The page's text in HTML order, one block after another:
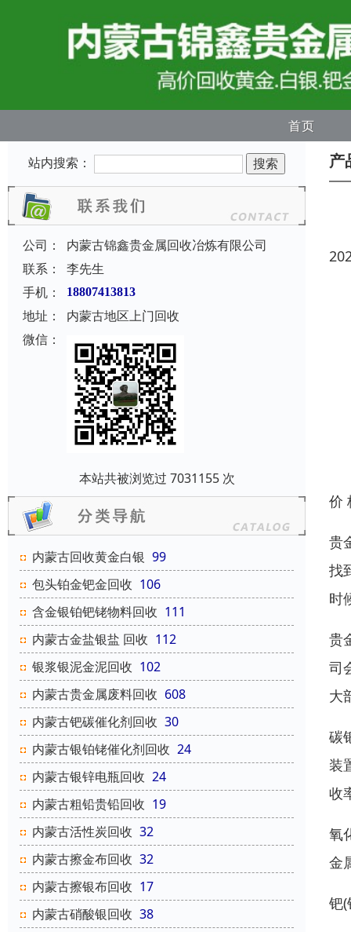
首页
站内搜索：
公司：
内蒙古锦鑫贵金属回收冶炼有限公司
联系：
李先生
手机：
18807413813
地址：
内蒙古地区上门回收
微信：
本站共被浏览过 7031155 次
内蒙古回收黄金白银 99
包头铂金钯金回收 106
含金银铂钯铑物料回收 111
内蒙古金盐银盐 回收 112
银浆银泥金泥回收 102
内蒙古贵金属废料回收 608
内蒙古钯碳催化剂回收 30
内蒙古银铂铑催化剂回收 24
内蒙古银锌电瓶回收 24
内蒙古粗铅贵铅回收 19
内蒙古活性炭回收 32
内蒙古擦金布回收 32
内蒙古擦银布回收 17
内蒙古硝酸银回收 38
产
价
贵
找
时
贵
司
大
碳
装
收
氧
金
钯